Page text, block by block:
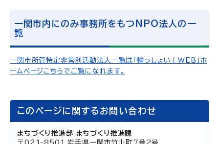
一関市内にのみ事務所をもつNPO法人の一
覧
一関市所管特定非営利活動法人一覧は「輪っしょい！WEB」ホ
ームページこちらでご覧になれます。
このページに関するお問い合わせ
まちづくり推進部 まちづくり推進課
〒021-8501 岩手県一関市竹山町7番2号